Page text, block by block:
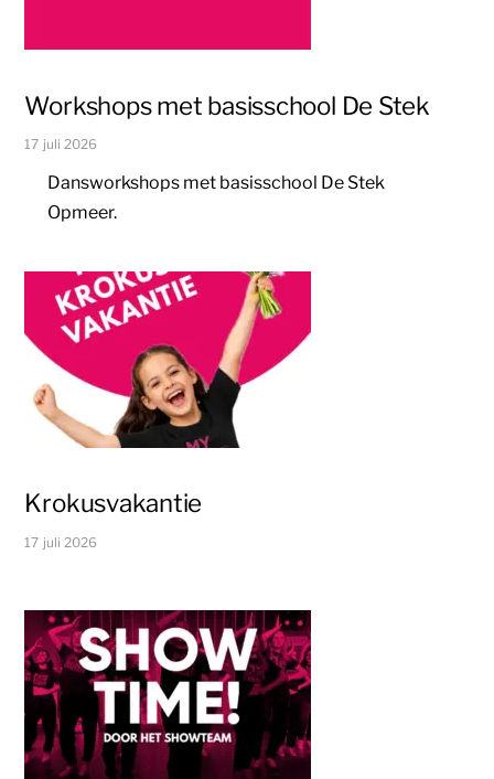
Workshops met basisschool De Stek
17 juli 2026
Dansworkshops met basisschool De Stek
Opmeer.
Krokusvakantie
17 juli 2026